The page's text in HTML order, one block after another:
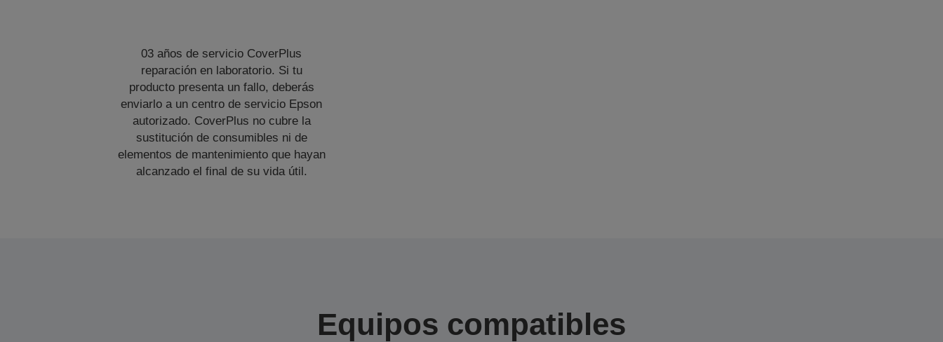
03 años de servicio CoverPlus
reparación en laboratorio. Si tu
producto presenta un fallo, deberás
enviarlo a un centro de servicio Epson
autorizado. CoverPlus no cubre la
sustitución de consumibles ni de
elementos de mantenimiento que hayan
alcanzado el final de su vida útil.
Equipos compatibles